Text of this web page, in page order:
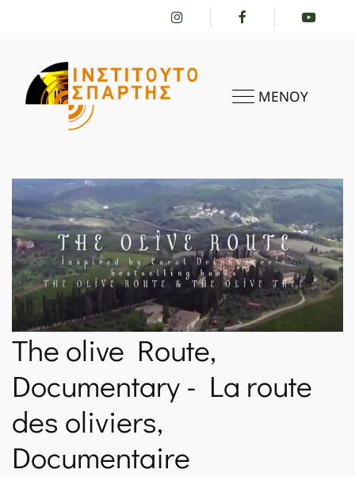
ΜΕΝΟΥ
ΑΡΧΙΚΗ
ΤΟ ΙΝΣΤΙΤΟΎΤΟ
ΔΡΑΣΤΗΡΙΌΤΗΤΕΣ
SPARTANET
The olive Route,
Documentary - La route
des oliviers,
Documentaire